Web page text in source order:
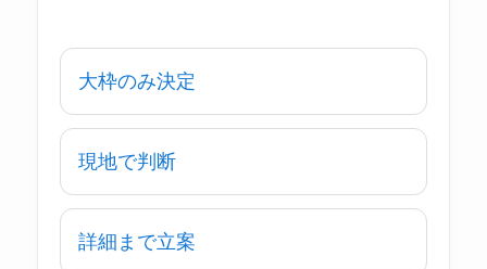
大枠のみ決定
現地で判断
詳細まで立案